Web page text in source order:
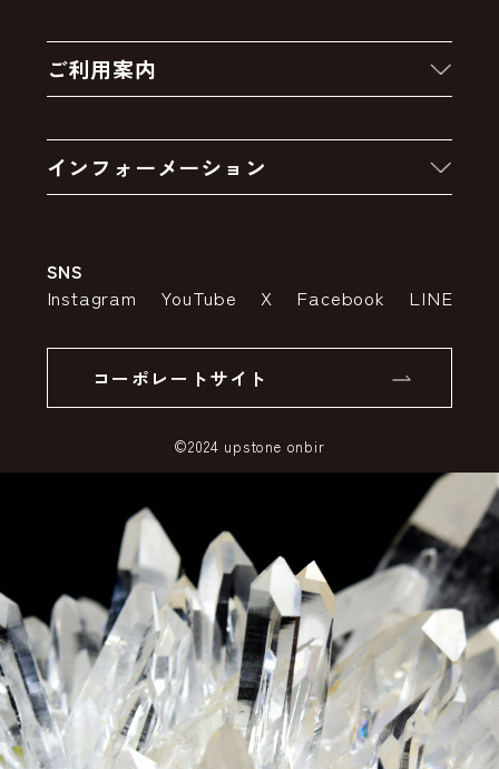
クーポン
卸販売・大量注文
アウトレットセール
ご利用案内
お支払いについて
インフォーメーション
特定商取引法の表示
SSLサーバー証明書とは
SNS
Instagram YouTube X Facebook LINE
コーポレートサイト
©2024 upstone onbir